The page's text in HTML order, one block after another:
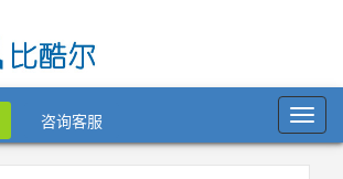
咨询客服